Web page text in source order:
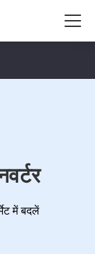
में बदलें